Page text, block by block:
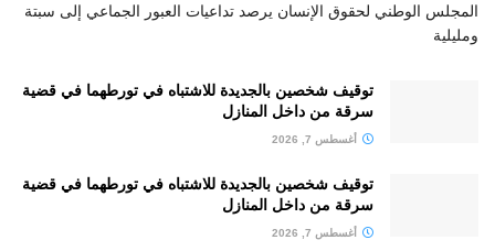
المجلس الوطني لحقوق الإنسان يرصد تداعيات العبور الجماعي إلى سبتة
ومليلية
توقيف شخصين بالجديدة للاشتباه في تورطهما في قضية
سرقة من داخل المنازل
أغسطس 7, 2026
توقيف شخصين بالجديدة للاشتباه في تورطهما في قضية
سرقة من داخل المنازل
أغسطس 7, 2026